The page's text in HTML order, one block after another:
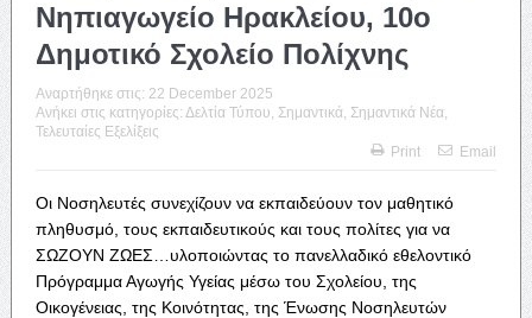
Νηπιαγωγείο Ηρακλείου, 10ο
Δημοτικό Σχολείο Πολίχνης
Αναρτήθηκε στις: 22 December 2025
Ανήκει στις κατηγορίες: Δελτία Τύπου Σημαντικά Σημαντικά Νέα
Τελευταίες Εξελίξεις
Print
Email
Οι Νοσηλευτές συνεχίζουν να εκπαιδεύουν τον μαθητικό
πληθυσμό, τους εκπαιδευτικούς και τους πολίτες για να
ΣΩΖΟΥΝ ΖΩΕΣ…υλοποιώντας το πανελλαδικό εθελοντικό
Πρόγραμμα Αγωγής Υγείας μέσω του Σχολείου, της
Οικογένειας, της Κοινότητας, της Ένωσης Νοσηλευτών